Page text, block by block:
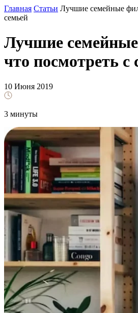
Главная Статьи Лучшие семейные
семьей
Лучшие
что посмотреть с
10 Июня 2019
3 минуты